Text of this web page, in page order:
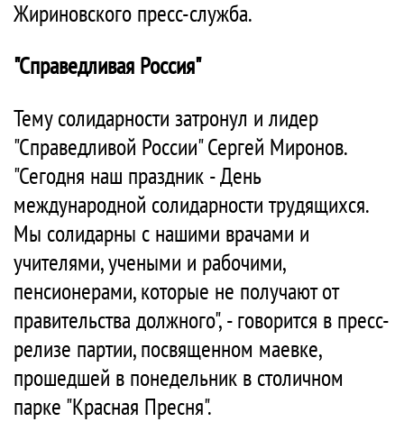
Жириновского пресс-служба.
"Справедливая Россия"
Тему солидарности затронул и лидер
"Справедливой России" Сергей Миронов.
"Сегодня наш праздник - День
международной солидарности трудящихся.
Мы солидарны с нашими врачами и
учителями, учеными и рабочими,
пенсионерами, которые не получают от
правительства должного", - говорится в пресс-
релизе партии, посвященном маевке,
прошедшей в понедельник в столичном
парке "Красная Пресня".